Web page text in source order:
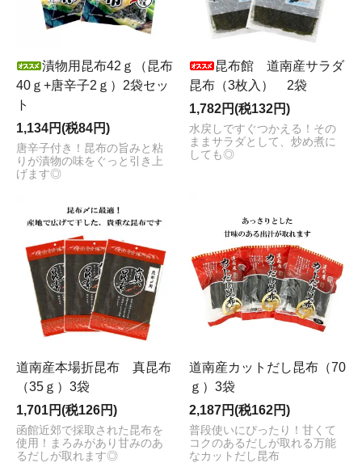
漬物用昆布42ｇ（昆布
40ｇ+唐辛子2ｇ）2袋セッ
ト
1,134円(税84円)
唐辛子付き！昆布の旨みと粘
りが漬物の味をぐっと引き上
げます◎
昆布館 道南産サラダ
昆布（3枚入） 2袋
1,782円(税132円)
水戻しですぐつかえる！その
ままサラダとして、炒め煮に
しても◎
道南産本場折昆布 真昆布
（35ｇ）3袋
1,701円(税126円)
函館近郊で採取された昆布を
使用！まろみがあり甘みのあ
るだしが取れます◎
道南産カットだし昆布（70
ｇ）3袋
2,187円(税162円)
普段使いにぴったり！甘くて
コクのあるだしが取れる万能
なカットだし昆布